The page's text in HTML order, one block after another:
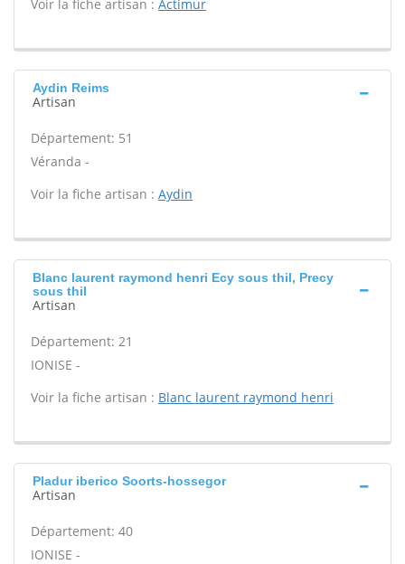
Voir la fiche artisan : Actimur
Aydin Reims
Artisan
Département: 51
Véranda -
Voir la fiche artisan : Aydin
Blanc laurent raymond henri Ecy sous thil, Precy
sous thil
Artisan
Département: 21
IONISE -
Voir la fiche artisan : Blanc laurent raymond henri
Pladur iberico Soorts-hossegor
Artisan
Département: 40
IONISE -